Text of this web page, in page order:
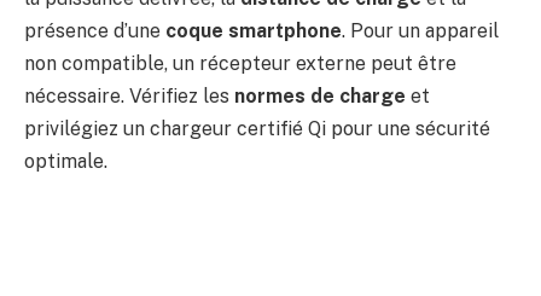
présence d’une coque smartphone. Pour un appareil
non compatible, un récepteur externe peut être
nécessaire. Vérifiez les normes de charge et
privilégiez un chargeur certifié Qi pour une sécurité
optimale.